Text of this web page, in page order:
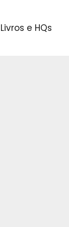
Livros e HQs